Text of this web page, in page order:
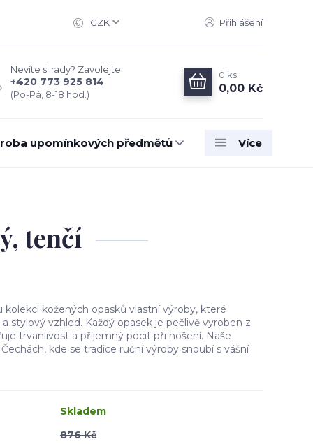
CZK Přihlášení
Nevíte si rady? Zavolejte.
+420 773 925 814
(Po-Pá, 8-18 hod.)
0 ks
0,00 Kč
upomínkových předmětů Více
tenčí
kolekci kožených opasků vlastní výroby, které
stylový vzhled. Každý opasek je pečlivě vyroben z
trvanlivost a příjemný pocit při nošení. Naše
kde se tradice ruční výroby snoubí s vášní
Skladem
876 Kč